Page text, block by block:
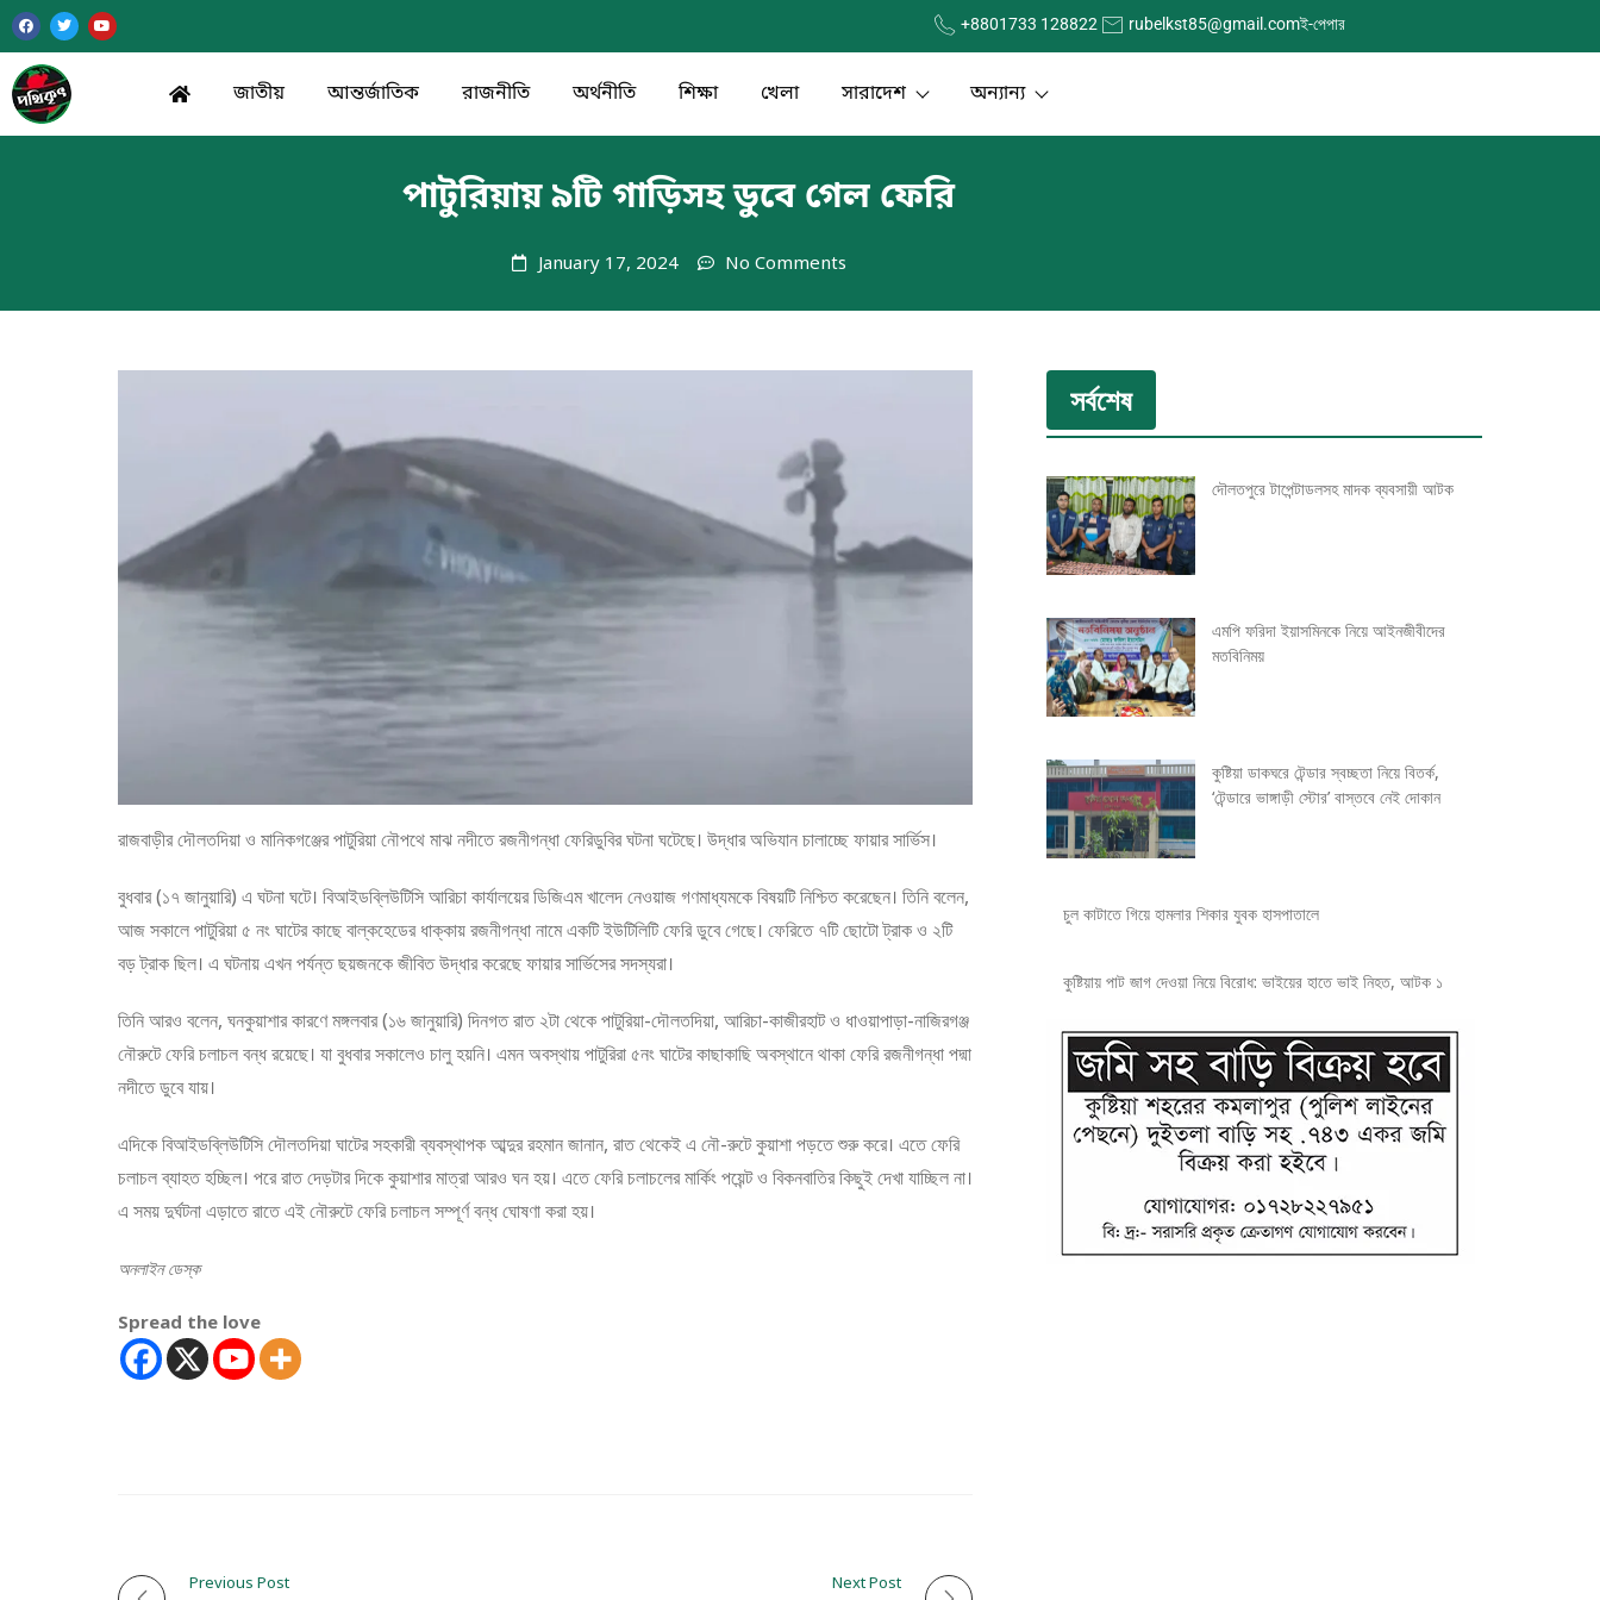
+8801733 128822 rubelkst85@gmail.comই-পেপার
জাতীয় আন্তর্জাতিক রাজনীতি অর্থনীতি শিক্ষা খেলা সারাদেশ অন্যান্য
পাটুরিয়ায় ৯টি গাড়িসহ ডুবে গেল ফেরি
January 17, 2024 No Comments
রাজবাড়ীর দৌলতদিয়া ও মানিকগঞ্জের পাটুরিয়া নৌপথে মাঝ নদীতে রজনীগন্ধা ফেরিডুবির ঘটনা ঘটেছে। উদ্ধার অভিযান চালাচ্ছে ফায়ার সার্ভিস।
বুধবার (১৭ জানুয়ারি) এ ঘটনা ঘটে। বিআইডব্লিউটিসি আরিচা কার্যালয়ের ডিজিএম খালেদ নেওয়াজ গণমাধ্যমকে বিষয়টি নিশ্চিত করেছেন। তিনি বলেন,
আজ সকালে পাটুরিয়া ৫ নং ঘাটের কাছে বাল্কহেডের ধাক্কায় রজনীগন্ধা নামে একটি ইউটিলিটি ফেরি ডুবে গেছে। ফেরিতে ৭টি ছোটো ট্রাক ও ২টি
বড় ট্রাক ছিল। এ ঘটনায় এখন পর্যন্ত ছয়জনকে জীবিত উদ্ধার করেছে ফায়ার সার্ভিসের সদস্যরা।
তিনি আরও বলেন, ঘনকুয়াশার কারণে মঙ্গলবার (১৬ জানুয়ারি) দিনগত রাত ২টা থেকে পাটুরিয়া-দৌলতদিয়া, আরিচা-কাজীরহাট ও ধাওয়াপাড়া-নাজিরগঞ্জ
নৌরুটে ফেরি চলাচল বন্ধ রয়েছে। যা বুধবার সকালেও চালু হয়নি। এমন অবস্থায় পাটুরিরা ৫নং ঘাটের কাছাকাছি অবস্থানে থাকা ফেরি রজনীগন্ধা পদ্মা
নদীতে ডুবে যায়।
এদিকে বিআইডব্লিউটিসি দৌলতদিয়া ঘাটের সহকারী ব্যবস্থাপক আব্দুর রহমান জানান, রাত থেকেই এ নৌ-রুটে কুয়াশা পড়তে শুরু করে। এতে ফেরি
চলাচল ব্যাহত হচ্ছিল। পরে রাত দেড়টার দিকে কুয়াশার মাত্রা আরও ঘন হয়। এতে ফেরি চলাচলের মার্কিং পয়েন্ট ও বিকনবাতির কিছুই দেখা যাচ্ছিল না।
এ সময় দুর্ঘটনা এড়াতে রাতে এই নৌরুটে ফেরি চলাচল সম্পূর্ণ বন্ধ ঘোষণা করা হয়।
অনলাইন ডেস্ক
Spread the love
Previous Post Next Post
সর্বশেষ
দৌলতপুরে টাপেন্টাডলসহ মাদক ব্যবসায়ী আটক
এমপি ফরিদা ইয়াসমিনকে নিয়ে আইনজীবীদের
মতবিনিময়
কুষ্টিয়া ডাকঘরে টেন্ডার স্বচ্ছতা নিয়ে বিতর্ক,
‘টেন্ডারে ভাঙ্গাড়ী স্টোর’ বাস্তবে নেই দোকান
চুল কাটাতে গিয়ে হামলার শিকার যুবক হাসপাতালে
কুষ্টিয়ায় পাট জাগ দেওয়া নিয়ে বিরোধ: ভাইয়ের হাতে ভাই নিহত, আটক ১